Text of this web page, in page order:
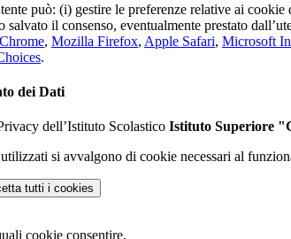
può: (i) gestire le preferenze relative ai
il consenso, eventualmente prestato
, Mozilla Firefox, Apple Safari, Microsoft
.
dei Dati
dell’Istituto Scolastico Istituto Superiore
si avvalgono di cookie necessari al
tutti i cookies
cookie consentire.